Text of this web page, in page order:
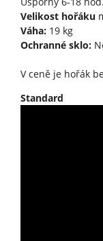
Velikost hořáku
Váha:19 kg
Ochranné sklo:
V ceně je hořák
Standard